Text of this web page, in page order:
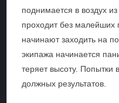
поднимается в воздух
проходит без малейших
начинают заходить на
экипажа начинается
теряет высоту. Попытки
должных результатов.